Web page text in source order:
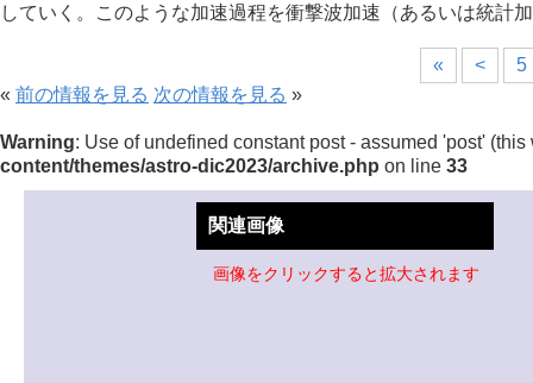
していく。このような加速過程を衝撃波加速（あるいは統計
« <
5
« 前の情報を見る 次の情報を見る »
Warning: Use of undefined constant post - assumed 'post'
content/themes/astro-dic2023/archive.php on line 33
関連画像
画像をクリックすると拡大されます